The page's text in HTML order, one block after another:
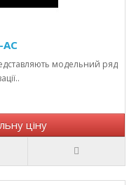
модельний ряд
ціну